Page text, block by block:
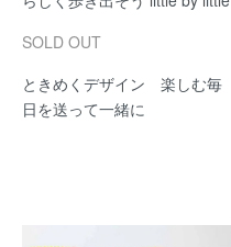
SOLD OUT
ときめくデザイン 楽しむ毎
日を送って一緒に